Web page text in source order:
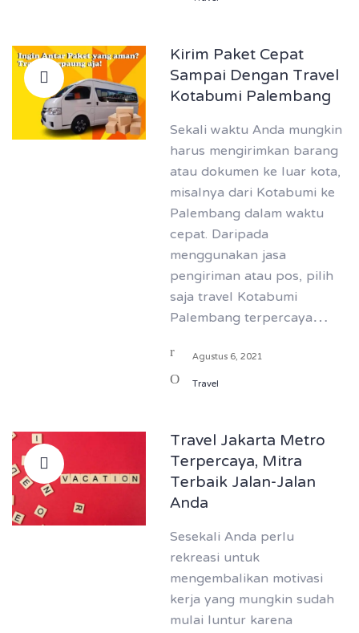
Kirim Paket Cepat
Sampai Dengan Travel
Kotabumi Palembang
Sekali waktu Anda mungkin
harus mengirimkan barang
atau dokumen ke luar kota,
misalnya dari Kotabumi ke
Palembang dalam waktu
cepat. Daripada
menggunakan jasa
pengiriman atau pos, pilih
saja travel Kotabumi
Palembang terpercaya…
Agustus 6, 2021
Travel
Travel Jakarta Metro
Terpercaya, Mitra
Terbaik Jalan-Jalan
Anda
Sesekali Anda perlu
rekreasi untuk
mengembalikan motivasi
kerja yang mungkin sudah
mulai luntur karena